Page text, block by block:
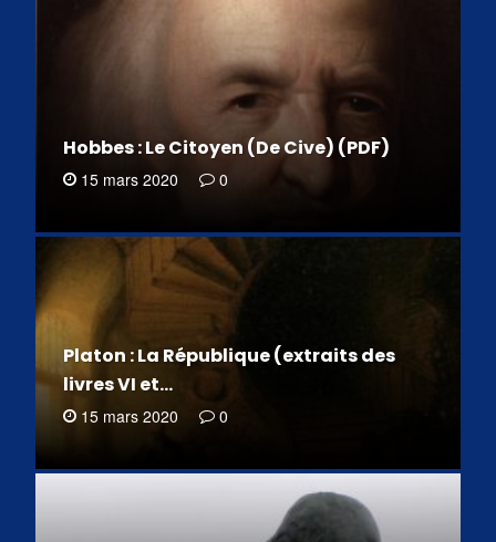
Hobbes : Le Citoyen (De Cive) (PDF)
15 mars 2020 0
Platon : La République (extraits des
livres VI et…
15 mars 2020 0